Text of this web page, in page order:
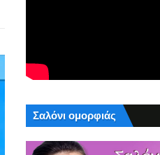
Σαλόνι ομορφιάς